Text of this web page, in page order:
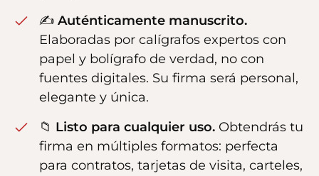
✍️ Auténticamente manuscrito.
Elaboradas por calígrafos expertos con
papel y bolígrafo de verdad, no con
fuentes digitales. Su firma será personal,
elegante y única.
📁 Listo para cualquier uso. Obtendrás tu
firma en múltiples formatos: perfecta
para contratos, tarjetas de visita, carteles,